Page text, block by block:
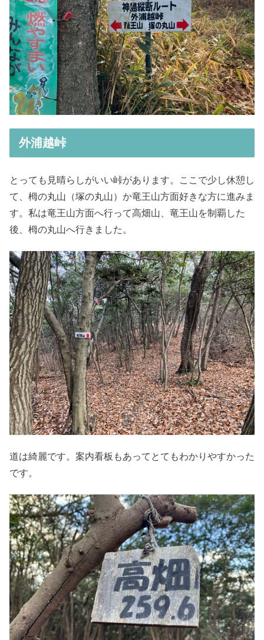
外浦越峠
とっても見晴らしがいい峠があります。ここで少し休憩し
て、栂の丸山（塚の丸山）か竜王山方面好きな方に進みま
す。私は竜王山方面へ行って高畑山、竜王山を制覇した
後、栂の丸山へ行きました。
道は綺麗です。案内看板もあってとてもわかりやすかった
です。